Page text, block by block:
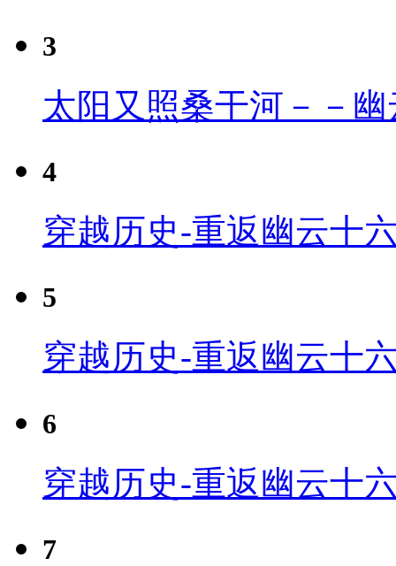
3
太阳又照桑干河－－
4
穿越历史-重返幽云十
5
穿越历史-重返幽云十
6
穿越历史-重返幽云十
7